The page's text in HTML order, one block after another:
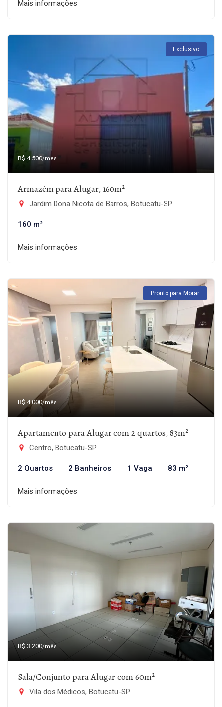
Mais informações
Exclusivo
R$ 4.500/mês
Armazém para Alugar, 160m²
Jardim Dona Nicota de Barros, Botucatu-SP
160 m²
Mais informações
Pronto para Morar
R$ 4.000/mês
Apartamento para Alugar com 2 quartos, 83m²
Centro, Botucatu-SP
2 Quartos 2 Banheiros 1 Vaga 83 m²
Mais informações
R$ 3.200/mês
Sala/Conjunto para Alugar com 60m²
Vila dos Médicos, Botucatu-SP